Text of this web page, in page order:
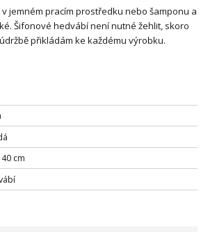
jemném pracím prostředku nebo šamponu a
Šifonové hedvábí není nutné žehlit, skoro
přikládám ke každému výrobku.
cm